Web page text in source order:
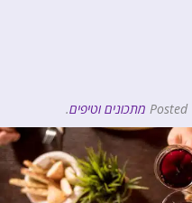
Posted מתכונים וטיפים.